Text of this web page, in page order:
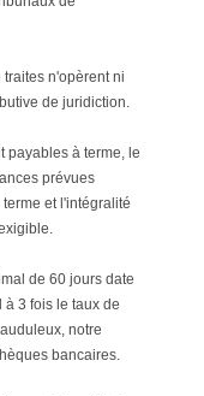
n'opèrent ni
de juridiction.
payables à terme, le
prévues
et l'intégralité
de 60 jours date
à 3 fois le taux de
notre
bancaires.